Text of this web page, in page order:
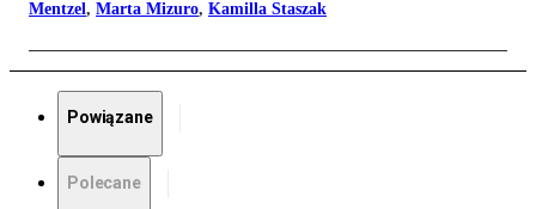
Mentzel, Marta Mizuro, Kamilla Staszak
Powiązane
Polecane